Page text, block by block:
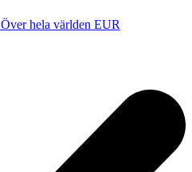
Över hela världen EUR